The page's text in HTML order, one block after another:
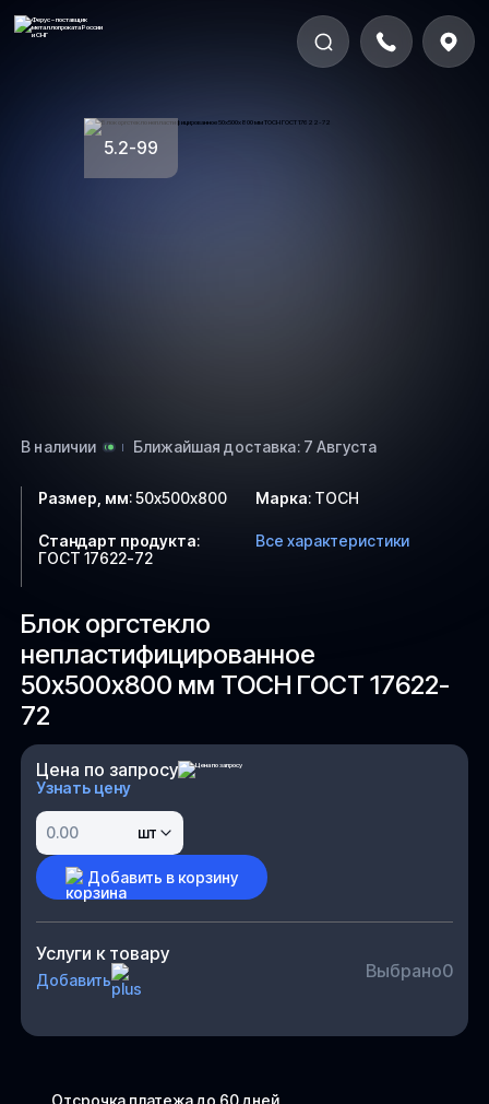
5.2-99
В наличии Ближайшая доставка: 7 Августа
Блок оргстекло
непластифицированное
50х500х800 мм ТОСН ГОСТ 17622-
72
Цена по запросу
Узнать цену
шт
Добавить в корзину
Услуги к товару
Добавить Выбрано0
Размер, мм:50х500х800 Марка: ТОСН
Стандарт продукта:
ГОСТ 17622-72
Все характеристики